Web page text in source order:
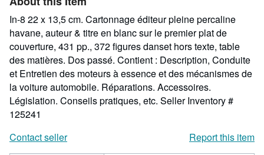
stars
In-8 22 x 13,5 cm. Cartonnage éditeur pleine percaline
havane, auteur & titre en blanc sur le premier plat de
couverture, 431 pp., 372 figures danset hors texte, table
des matières. Dos passé. Contient : Description, Conduite
et Entretien des moteurs à essence et des mécanismes de
la voiture automobile. Réparations. Accessoires.
Législation. Conseils pratiques, etc. Seller Inventory #
125241
Contact seller
Report this item